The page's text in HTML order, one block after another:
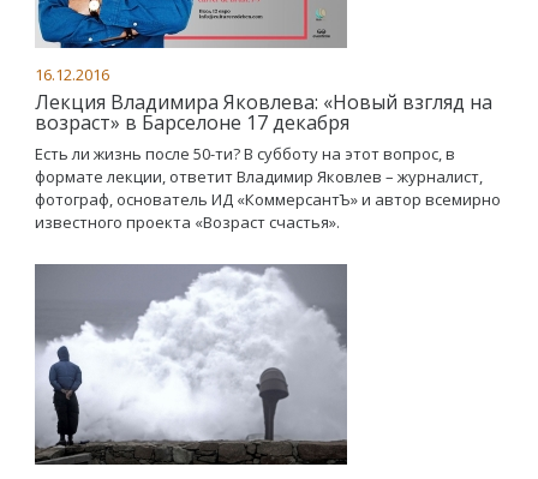
16.12.2016
Лекция Владимира Яковлева: «Новый взгляд на
возраст» в Барселоне 17 декабря
Есть ли жизнь после 50-ти? В субботу на этот вопрос, в
формате лекции, ответит Владимир Яковлев – журналист,
фотограф, основатель ИД «КоммерсантЪ» и автор всемирно
известного проекта «Возраст счастья».